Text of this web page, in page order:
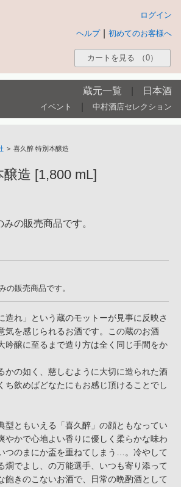
ログイン
初めてのお客様へ
ヘルプ
カートを見る （0）
蔵元一覧 日本酒
イベント 中村酒店セレクション
> 喜久醉 特別本醸造
造 [1,800 mL]
みの販売商品です。
の販売商品です。
造れ」という蔵のモットーが見事に反映さ
気を感じられるお酒です。この蔵のお酒
吟醸に至るまで造り方は全く同じ手間をか
かの如く、慈しむように大切に造られた酒
ち飲めばどなたにもお感じ頂けることでし
型ともいえる「喜久醉」の顔ともなってい
やかで心地よい香りに優しく柔らかな味わ
つのまにか盃を重ねてしまう…。冷やして
燗でよし、の万能選手、いつも寄り添って
飽きのこないお酒で、日常の晩酌酒として